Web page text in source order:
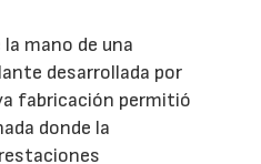
mano de una
desarrollada por
fabricación permitió
donde la